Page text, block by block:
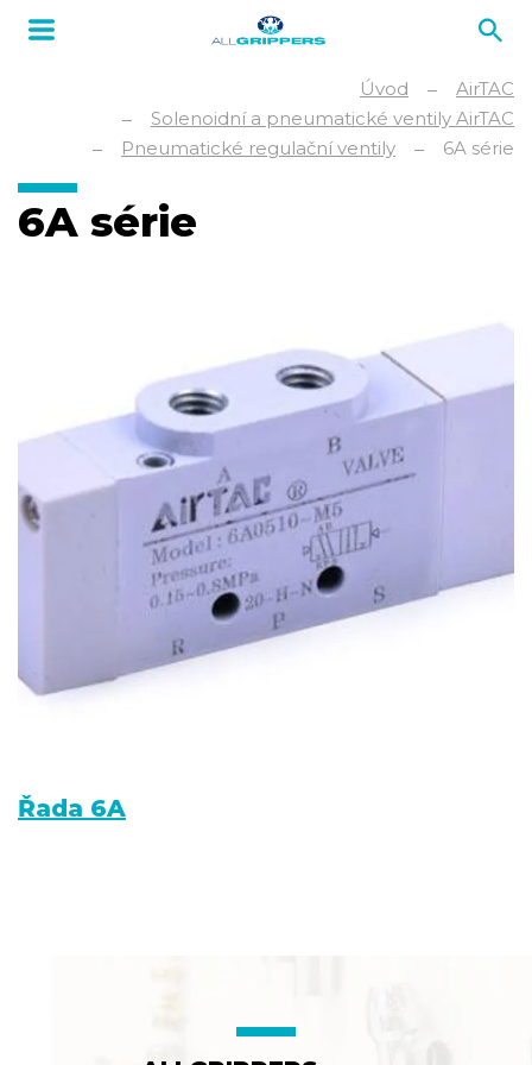
Úvod
AirTAC
Solenoidní a pneumatické ventily AirTAC
Pneumatické regulační ventily
6A série
6A série
Řada 6A